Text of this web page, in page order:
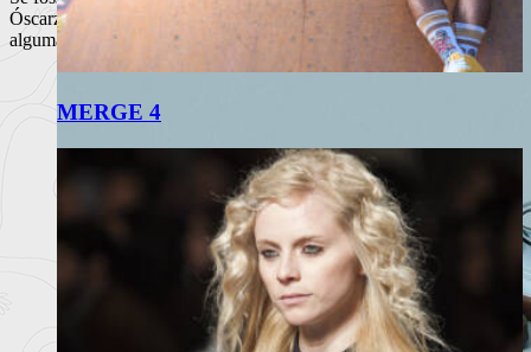
MERGE 4
Óscarzito. Em Fevereiro do próximo ano, logo se verá se ganha
alguma coisa ou não.